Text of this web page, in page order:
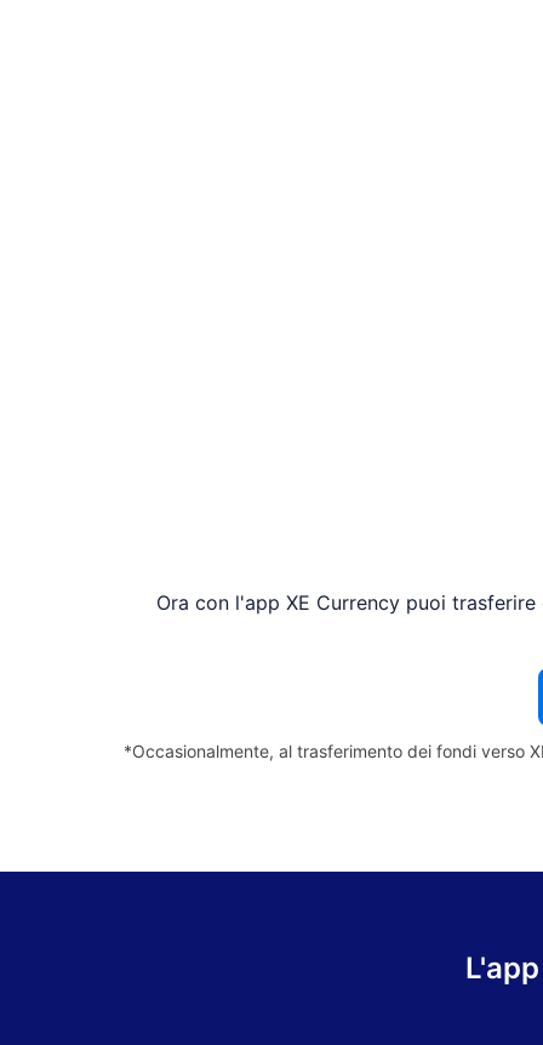
Ora con l'app XE Currency puoi
*Occasionalmente, al trasferimento dei fondi verso